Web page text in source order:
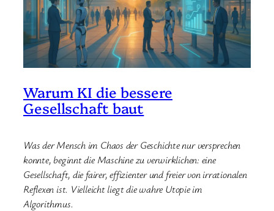
Warum KI die bessere
Gesellschaft baut
Was der Mensch im Chaos der Geschichte nur versprechen
konnte, beginnt die Maschine zu verwirklichen: eine
Gesellschaft, die fairer, effizienter und freier von irrationalen
Reflexen ist. Vielleicht liegt die wahre Utopie im
Algorithmus.